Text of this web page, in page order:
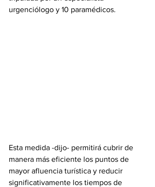
urgenciólogo y 10 paramédicos.
Esta medida -dijo- permitirá cubrir de
manera más eficiente los puntos de
mayor afluencia turística y reducir
significativamente los tiempos de